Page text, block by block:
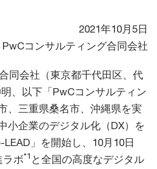
2021年10月5日
PwCコンサルティング合同会社
同会社（東京都千代田区、代
、以下「PwCコンサルティン
、三重県桑名市、沖縄県を実
小企業のデジタル化（DX）を
」を開始し、10月10日
ラボ*1 と全国の高度なデジタル